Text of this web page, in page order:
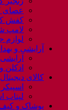
عصای
کفش
لامپ
لوازم
آرایشی و
ادکلن
کالای دیجیتال
لپتاب
پوشاک و